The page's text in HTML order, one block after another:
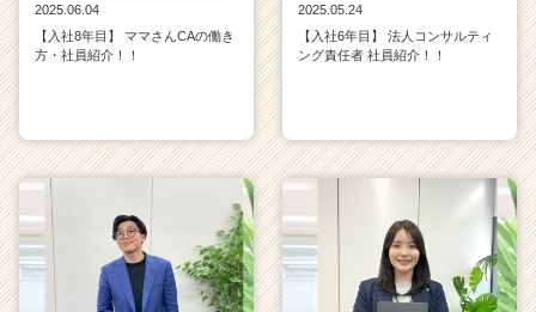
2025.06.04
【入社8年目】 ママさんCAの働き
方・社員紹介！！
2025.05.24
【入社6年目】 法人コンサルティ
ング責任者 社員紹介！！